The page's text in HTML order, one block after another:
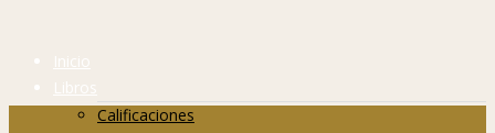
Inicio
Libros
Calificaciones